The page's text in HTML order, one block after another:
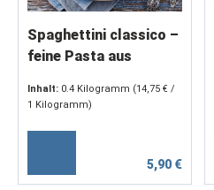
Spaghettini classico –
feine Pasta aus
servierfertig (2 x 200
Inhalt: 0.4 Kilogramm (14,75 € /
1 Kilogramm)
5,90 €